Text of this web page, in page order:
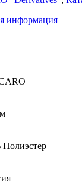
информация
Полиэстер